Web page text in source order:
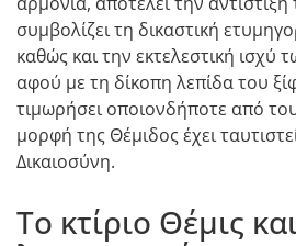
συμβολίζει τη δικαστική
καθώς και την εκτελεστική ισχύ
αφού με τη δίκοπη λεπίδα του
τιμωρήσει οποιονδήποτε από
μορφή της Θέμιδος έχει
Δικαιοσύνη.
Το κτίριο Θέμις